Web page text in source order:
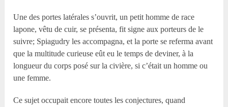
Une des portes latérales s’ouvrit, un petit homme de race
lapone, vêtu de cuir, se présenta, fit signe aux porteurs de le
suivre; Spiagudry les accompagna, et la porte se referma avant
que la multitude curieuse eût eu le temps de deviner, à la
longueur du corps posé sur la civière, si c’était un homme ou
une femme.
Ce sujet occupait encore toutes les conjectures, quand